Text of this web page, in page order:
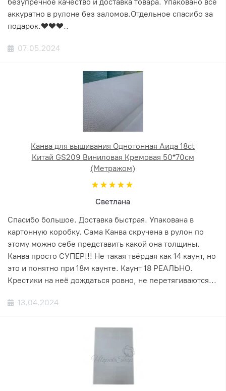
аккуратно в рулоне без заломов.Отдельное спасибо за
подарок.❤️❤️❤️..
07.05.2024
Канва для вышивания Однотонная Аида 18ct
Китай GS209 Виниловая Кремовая 50*70см
(Метражом)
Светлана
Спасибо большое. Доставка быстрая. Упакована в
картонную коробку. Сама Канва скручена в рулон по
этому можно себе представить какой она толщины.
Канва просто СУПЕР!!! Не такая твёрдая как 14 каунт, но
это и понятно при 18м каунте. Каунт 18 РЕАЛЬНО.
Крестики на неё дождаться ровно, не перетягиваются...
13.04.2024